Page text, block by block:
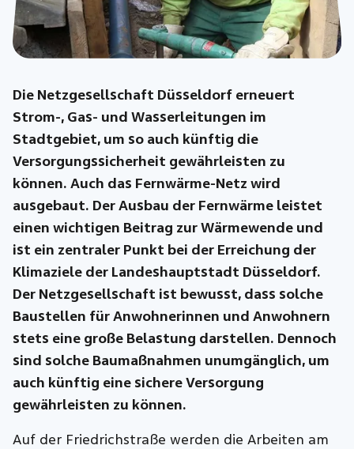
Die Netzgesellschaft Düsseldorf erneuert
Strom-, Gas- und Wasserleitungen im
Stadtgebiet, um so auch künftig die
Versorgungssicherheit gewährleisten zu
können. Auch das Fernwärme-Netz wird
ausgebaut. Der Ausbau der Fernwärme leistet
einen wichtigen Beitrag zur Wärmewende und
ist ein zentraler Punkt bei der Erreichung der
Klimaziele der Landeshauptstadt Düsseldorf.
Der Netzgesellschaft ist bewusst, dass solche
Baustellen für Anwohnerinnen und Anwohnern
stets eine große Belastung darstellen. Dennoch
sind solche Baumaßnahmen unumgänglich, um
auch künftig eine sichere Versorgung
gewährleisten zu können.
Auf der Friedrichstraße werden die Arbeiten am